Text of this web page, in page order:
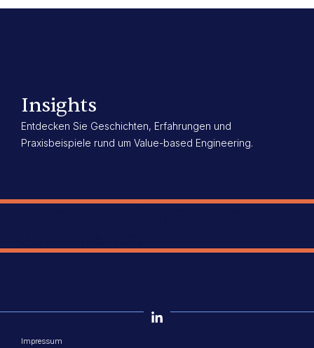
Insights
Entdecken Sie Geschichten, Erfahrungen und
Praxisbeispiele rund um Value-based Engineering.
Impressum